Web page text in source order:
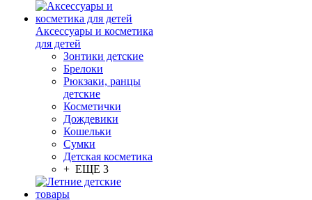
Аксессуары и косметика
для детей
Зонтики детские
Брелоки
Рюкзаки, ранцы
детские
Косметички
Дождевики
Кошельки
Сумки
Детская косметика
+ ЕЩЕ 3